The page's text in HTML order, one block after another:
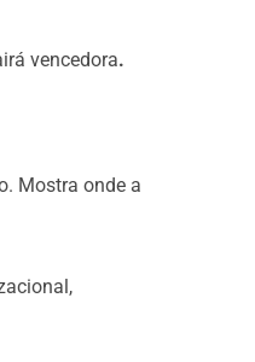
vencedora.
Mostra onde a